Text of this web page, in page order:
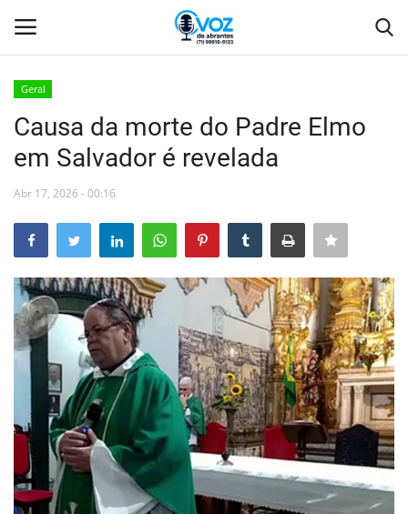
Home
Camaçari
Orla
Comércio Abrantes
Geral
Saúde
Esportes
Geral
Causa da morte do Padre Elmo
em Salvador é revelada
Abr 17, 2026 - 00:16